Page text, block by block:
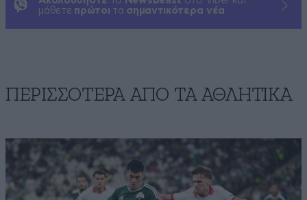
μάθετε πρώτοι τα σημαντικότερα νέα
ΠΕΡΙΣΣΟΤΕΡΑ ΑΠΟ ΤA ΑΘΛΗΤΙΚΑ